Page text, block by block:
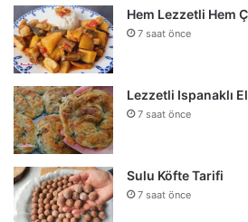
Hem Lezzetli Hem
7 saat önce
Lezzetli Ispanaklı
7 saat önce
Sulu Köfte Tarifi
7 saat önce